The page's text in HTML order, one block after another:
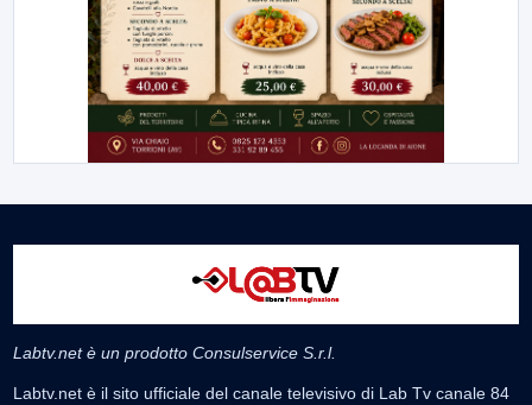
Labtv.net è un prodotto Consulservice S.r.l.
Labtv.net è il sito ufficiale del canale televisivo di Lab Tv canale 84